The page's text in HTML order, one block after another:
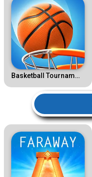
Basketball Tournament